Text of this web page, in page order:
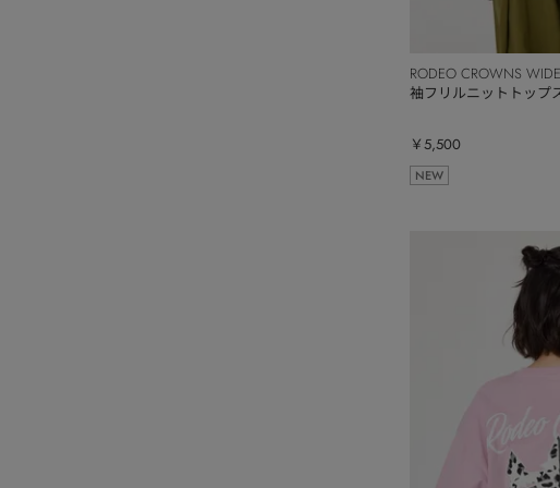
RODEO CROWNS
袖フリルニットトップ
￥5,500
NEW